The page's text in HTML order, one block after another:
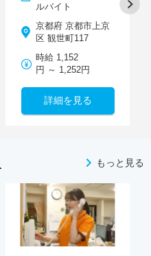
ルバイト
京都府 京都市上京
区 観世町117
時給 1,152
円 ～ 1,252円
詳細を見る
もっと見る